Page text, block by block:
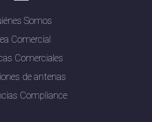
Somos
Comercial
Comerciales
de antenas
Compliance